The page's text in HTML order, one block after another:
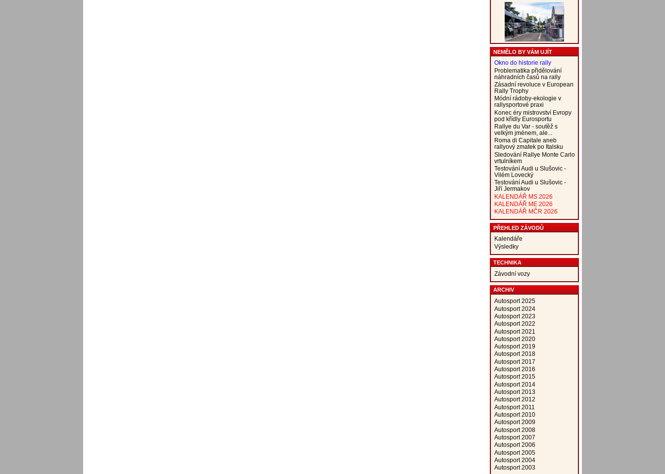
NEMĚLO BY VÁM UJÍT
Okno do historie rally
Problematika přidělování
náhradních časů na rally
Zásadní revoluce v European
Rally Trophy
Módní rádoby-ekologie v
rallysportové praxi
Konec éry mistrovství Evropy
pod křídly Eurosportu
Rallye du Var - soutěž s
velkým jménem, ale...
Roma di Capitale aneb
rallyový zmatek po Italsku
Sledování Rallye Monte Carlo
vrtulníkem
Testování Audi u Slušovic -
Vilém Lovecký
Testování Audi u Slušovic -
Jiří Jermakov
KALENDÁŘ MS 2026
KALENDÁŘ ME 2026
KALENDÁŘ MČR 2026
PŘEHLED ZÁVODŮ
Kalendáře
Výsledky
TECHNIKA
Závodní vozy
ARCHIV
Autosport 2025
Autosport 2024
Autosport 2023
Autosport 2022
Autosport 2021
Autosport 2020
Autosport 2019
Autosport 2018
Autosport 2017
Autosport 2016
Autosport 2015
Autosport 2014
Autosport 2013
Autosport 2012
Autosport 2011
Autosport 2010
Autosport 2009
Autosport 2008
Autosport 2007
Autosport 2006
Autosport 2005
Autosport 2004
Autosport 2003